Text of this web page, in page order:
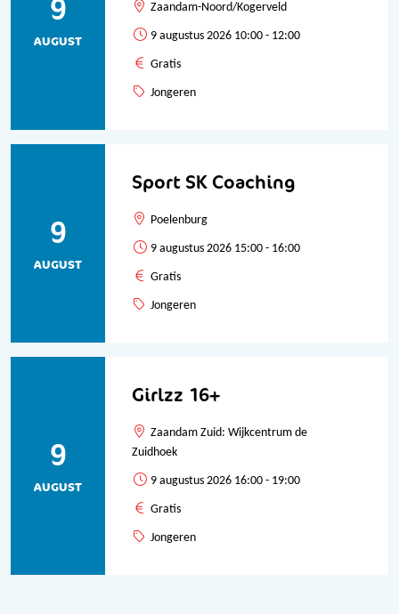
9
AUGUST
Zaandam-Noord/Kogerveld
9 augustus 2026 10:00 - 12:00
Gratis
Jongeren
Sport SK Coaching
9
AUGUST
Poelenburg
9 augustus 2026 15:00 - 16:00
Gratis
Jongeren
Girlzz 16+
9
AUGUST
Zaandam Zuid: Wijkcentrum de
Zuidhoek
9 augustus 2026 16:00 - 19:00
Gratis
Jongeren